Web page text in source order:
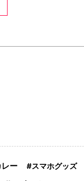
レー スマホグッズ